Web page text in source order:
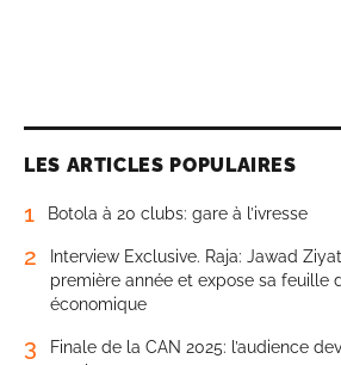
LES ARTICLES POPULAIRES
1 Botola à 20 clubs: gare à l’ivresse
2
Interview Exclusive. Raja: Jawad
première année et expose sa feuille
économique
3
Finale de la CAN 2025: l’audience